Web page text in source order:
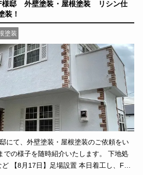
様邸 外壁塗装・屋根塗装 リシン仕
装！
塗装
にて、外壁塗装・屋根塗装のご依頼をい
での様子を随時紹介いたします。 下地処
【8月17日】足場設置 本日着工し、F様